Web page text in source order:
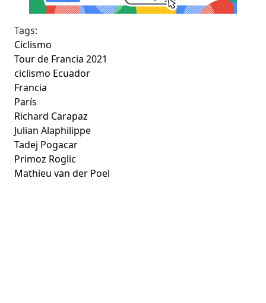
Tags:
Ciclismo
Tour de Francia 2021
ciclismo Ecuador
Francia
París
Richard Carapaz
Julian Alaphilippe
Tadej Pogacar
Primoz Roglic
Mathieu van der Poel